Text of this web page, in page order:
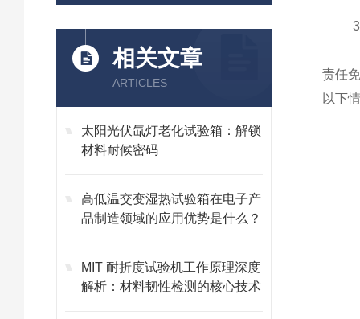
相关文章
ARTICLES
太阳光伏氙灯老化试验箱：解锁
材料耐候密码
高低温交变湿热试验箱在电子产
品制造领域的应用优势是什么？
MIT 耐折度试验机工作原理深度
解析：材料韧性检测的核心技术
责任
以下